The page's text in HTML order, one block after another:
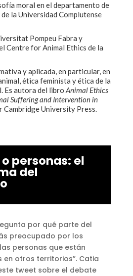
moral en el departamento de
la Universidad Complutense
Pompeu Fabra y
Centre for Animal Ethics de la
y aplicada, en particular, en
ética feminista y ética de la
Es autora del libro Animal Ethics
Suffering and Intervention in
Cambridge University Press.
personas: el
del
por qué parte del
preocupado por los
personas que están
en otros territorios”. Catia
tweet sobre el debate